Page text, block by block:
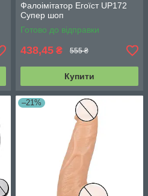
Фалоімітатор Егоїст UP172
Супер шоп
Готово до відправки
438,45 ₴ 555 ₴
Купити
–21%